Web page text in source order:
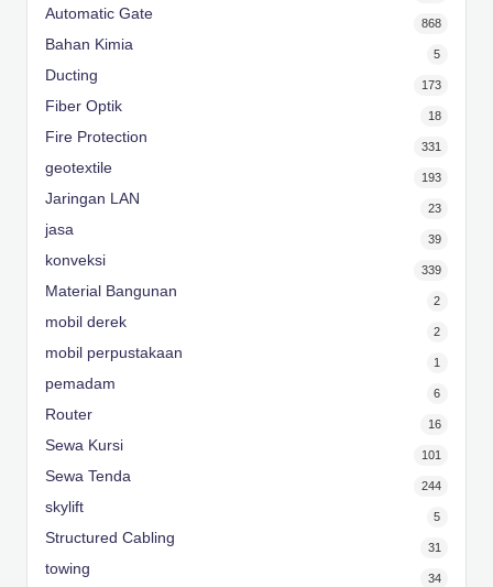
Automatic Gate
868
Bahan Kimia
5
Ducting
173
Fiber Optik
18
Fire Protection
331
geotextile
193
Jaringan LAN
23
jasa
39
konveksi
339
Material Bangunan
2
mobil derek
2
mobil perpustakaan
1
pemadam
6
Router
16
Sewa Kursi
101
Sewa Tenda
244
skylift
5
Structured Cabling
31
towing
34